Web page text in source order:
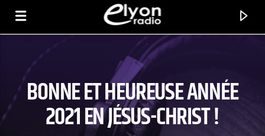
RADIO ELYON
POSITIVE ET ENCOURAGEANTE !
BONNE ET HEUREUSE ANNÉE
2021 EN JÉSUS-CHRIST !